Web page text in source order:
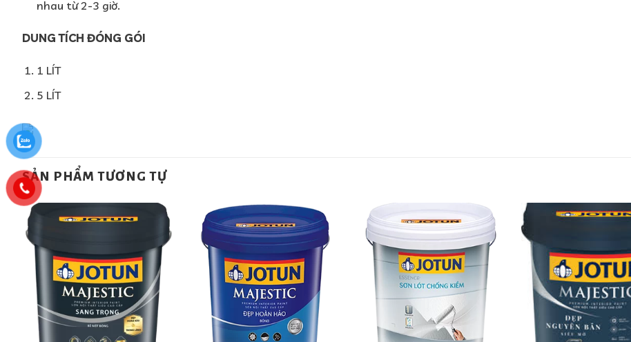
nhau từ 2-3 giờ.
DUNG TÍCH ĐÓNG GÓI
1 LÍT
5 LÍT
SẢN PHẨM TƯƠNG TỰ